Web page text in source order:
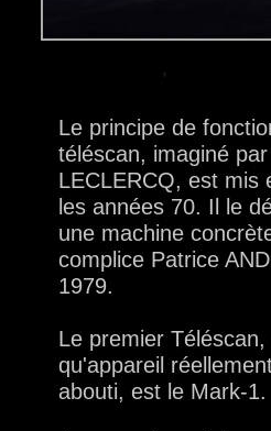
,
Le principe de
téléscan, imaginé
LECLERCQ, est mis
les années 70. Il le
une machine
complice Patrice
1979.
Le premier
qu'appareil
abouti, est le Mark-1.